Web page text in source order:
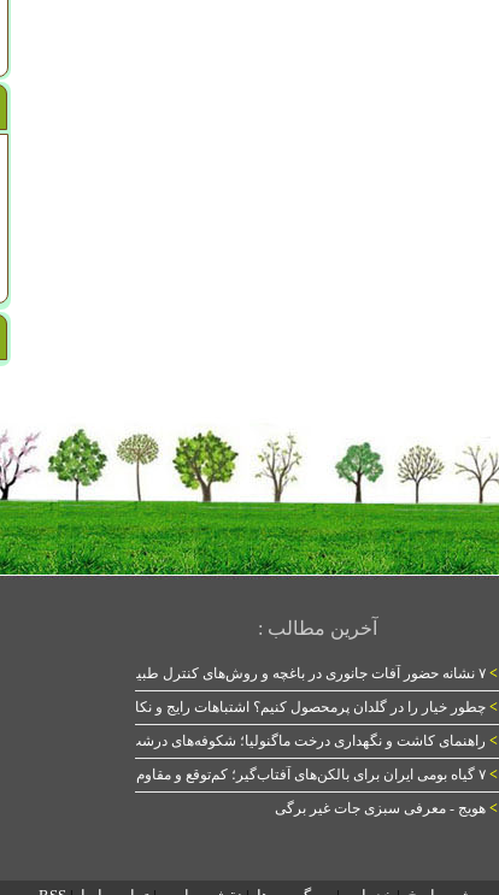
آخرین مطالب :
> ۷ نشانه حضور آفات جانوری در باغچه و روش‌های کنترل طبیعی
> چطور خیار را در گلدان پرمحصول کنیم؟ اشتباهات رایج و نکات طلایی
> راهنمای کاشت و نگهداری درخت ماگنولیا؛ شکوفه‌های درشت در بهار
> ۷ گیاه بومی ایران برای بالکن‌های آفتاب‌گیر؛ کم‌توقع و مقاوم
> هویج - معرفی سبزی جات غیر برگی